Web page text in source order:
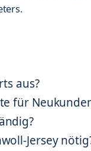
aus?
für
Jersey